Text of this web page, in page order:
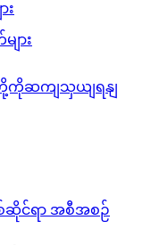
း
ျား
တို့ကိုဆကျသှယျရနျ
ဆိုင်ရာ အစီအစဉ်